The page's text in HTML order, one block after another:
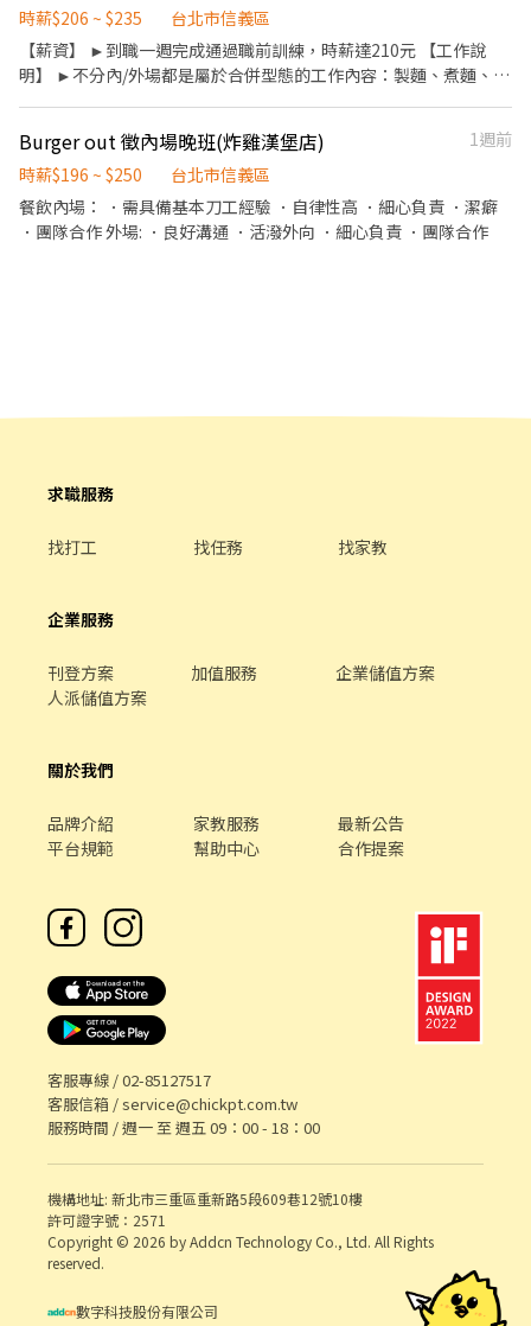
一個百萬奇蹟！ 經營理念 ★企業願景：深耕台灣、佈局全球★ 運用
安心食材，帶給消費者健康生活，導入數位科技，優化消費體驗，
成為每人每天第一餐首選，代表台灣成為揚名國際的新世代餐飲領
導品牌！ ★企業使命：年 輕人照顧年 輕人★ 偕同有志一同的夥
伴，提供消費者安心、快速、高品質餐飲，翻轉台灣早午餐文化，
創造每天第一個美好！ ★我們的榮耀★ 2021：第30屆國家磐石獎
（33 年來唯一獲獎餐飲品牌） 2022：第2屆哈佛鼎革獎【數位轉
型-領袖獎】【數位轉型-服務業楷模獎】雙獎 2022：第45屆創 業楷
模獎（最年 輕得獎者） 2023：第20屆國家品牌玉山獎全國首獎-傑
信，喜歡這份工作的人，一定也會喜歡我們的餐點。 只要收到面試
式加入前，先感受一下阿爾法的溫度與美味。 體驗券連結：
https://ocard.co/event/coupon/KeGYwd 我們很期待你的加入，
一起在信義區打造最有活力的餐飲團隊！
利】 1. 提供員工餐 2. 國定假日雙倍薪 3. 提供優秀同仁績效獎金 4.
久任獎金 5. 生日禮卷 6. 滿年資享特休假 7.福委會福利補助 ★★多項
福利歡迎您加入我們★★
時薪$206 ~ $235
台北市信義區
【薪資】 ►到職一週完成通過職前訓練，時薪達210元 【工作說
明】 ►不分內/外場都是屬於合併型態的工作內容：製麵、煮麵、製
時請於主管確認排班時間） 【薪資福利】 1. 提供員工餐 2. 國定假日
雙倍薪 3. 提供優秀同仁績效獎金 4. 久任獎金 5. 生日禮卷 6. 滿年資
享特休假 7.福委會福利補助 ★★多項福利歡迎您加入我們★★ 總是
提供好吃日式餐飲的公司 台灣東利多(丸亀製麵)
Burger out 徵內場晚班(炸雞漢堡店)
1週前
時薪$196 ~ $250
台北市信義區
餐飲內場： ．需具備基本刀工經驗 ．自律性高 ．細心負責 ．潔癖
．團隊合作 外場: ．良好溝通 ．活潑外向 ．細心負責 ．團隊合作
求職服務
找打工 找任務 找家教
企業服務
刊登方案 加值服務
企業儲值方案
人派儲值方案
關於我們
品牌介紹 家教服務
最新公告
平台規範
幫助中心 合作提案
客服專線 /02-85127517
客服信箱 /service@chickpt.com.tw
服務時間 / 週一 至 週五 09：00 - 18：00
機構地址: 新北市三重區重新路5段609巷12號10樓
許可證字號：2571
Copyright © 2026 by Addcn Technology Co., Ltd. All Rights
reserved.
數字科技股份有限公司